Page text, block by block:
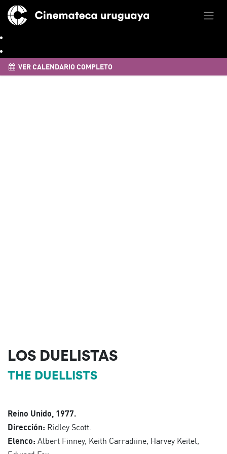
VER CALENDARIO COMPLETO
LOS DUELISTAS
THE DUELLISTS
Reino Unido, 1977.
Dirección: Ridley Scott.
Elenco: Albert Finney, Keith Carradiine, Harvey Keitel,